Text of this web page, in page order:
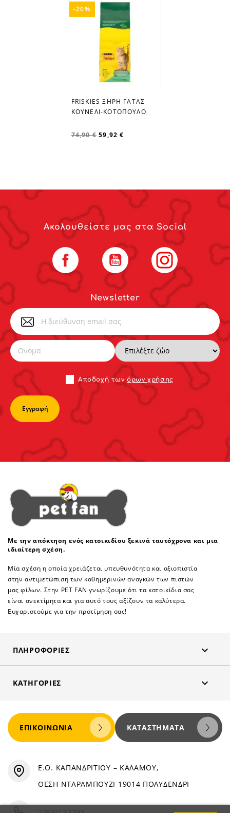
favorite_border
FRISKIES ΞΗΡΗ ΓΑΤΑΣ
ΚΟΥΝΕΛΙ-ΚΟΤΟΠΟΥΛΟ
74,90 € 59,92 €
-20%
Newsletter
Αποδoχή τωνόρων χρήσης
Ακολουθείστε μας στα Social
Facebook YouTube Instagram
Με την απόκτηση ενός κατοικιδίου ξεκινά ταυτόχρονα και μια
ιδιαίτερη σχέση.
Μία σχέση η οποία χρειάζεται υπευθυνότητα και αξιοπιστία
στην αντιμετώπιση των καθημερινών αναγκών των πιστών
μας φίλων. Στην PET FAN γνωρίζουμε ότι τα κατοικίδια σας
είναι ανεκτίμητα και για αυτό τους αξίζουν τα καλύτερα.
Ευχαριστούμε για την προτίμηση σας!
ΠΛΗΡΟΦΟΡΊΕΣ 
ΚΑΤΗΓΟΡΊΕΣ 
ΕΠΙΚΟΙΝΩΝΊΑ ΚΑΤΑΣΤΉΜΑΤΑ
Ε.Ο. ΚΑΠΑΝΔΡΙΤΙΟΥ – ΚΑΛΑΜΟΥ,
ΘΕΣΗ ΝΤΑΡΑΜΠΟΥΖΙ 19014 ΠΟΛΥΔΕΝΔΡΙ